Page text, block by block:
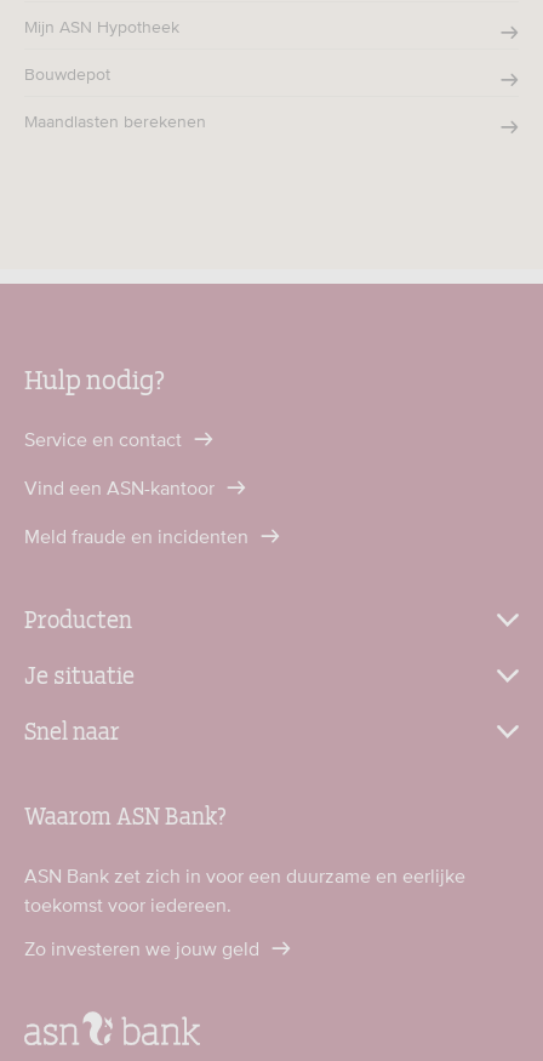
Mijn ASN Hypotheek
Bouwdepot
Maandlasten berekenen
Hulp nodig?
Service en contact
Vind een ASN-kantoor
Meld fraude en incidenten
Producten
Je situatie
Snel naar
Waarom ASN Bank?
ASN Bank zet zich in voor een duurzame en eerlijke
toekomst voor iedereen.
Zo investeren we jouw geld